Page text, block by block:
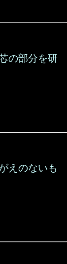
の部分を研
えのないも